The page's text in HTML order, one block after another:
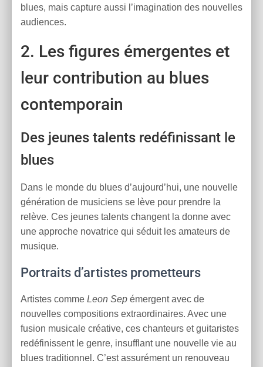
blues, mais capture aussi l’imagination des nouvelles
audiences.
2. Les figures émergentes et
leur contribution au blues
contemporain
Des jeunes talents redéfinissant le
blues
Dans le monde du blues d’aujourd’hui, une nouvelle
génération de musiciens se lève pour prendre la
relève. Ces jeunes talents changent la donne avec
une approche novatrice qui séduit les amateurs de
musique.
Portraits d’artistes prometteurs
Artistes comme Leon Sep émergent avec de
nouvelles compositions extraordinaires. Avec une
fusion musicale créative, ces chanteurs et guitaristes
redéfinissent le genre, insufflant une nouvelle vie au
blues traditionnel. C’est assurément un renouveau